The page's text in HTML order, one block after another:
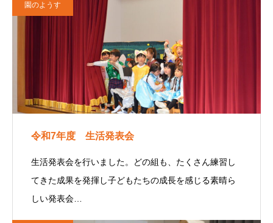
園のようす
令和7年度 生活発表会
生活発表会を行いました。どの組も、たくさん練習し
てきた成果を発揮し子どもたちの成長を感じる素晴ら
しい発表会…